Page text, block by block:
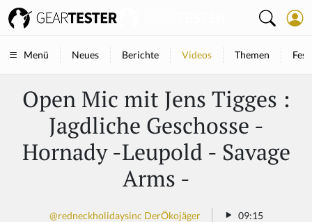
Menü Neues Berichte Videos Themen
Open Mic mit Jens Tigges :
Jagdliche Geschosse -
Hornady -Leupold - Savage
Arms -
@redneckholidaysinc DerÖkojäger 09:15